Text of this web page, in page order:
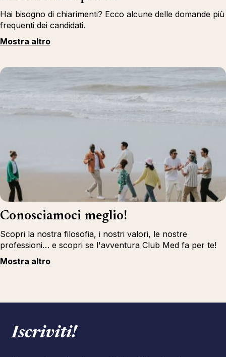
Hai bisogno di chiarimenti? Ecco alcune delle domande più
frequenti dei candidati.
Mostra altro
Conosciamoci meglio!
Scopri la nostra filosofia, i nostri valori, le nostre
professioni… e scopri se l'avventura Club Med fa per te!
Mostra altro
Iscriviti!